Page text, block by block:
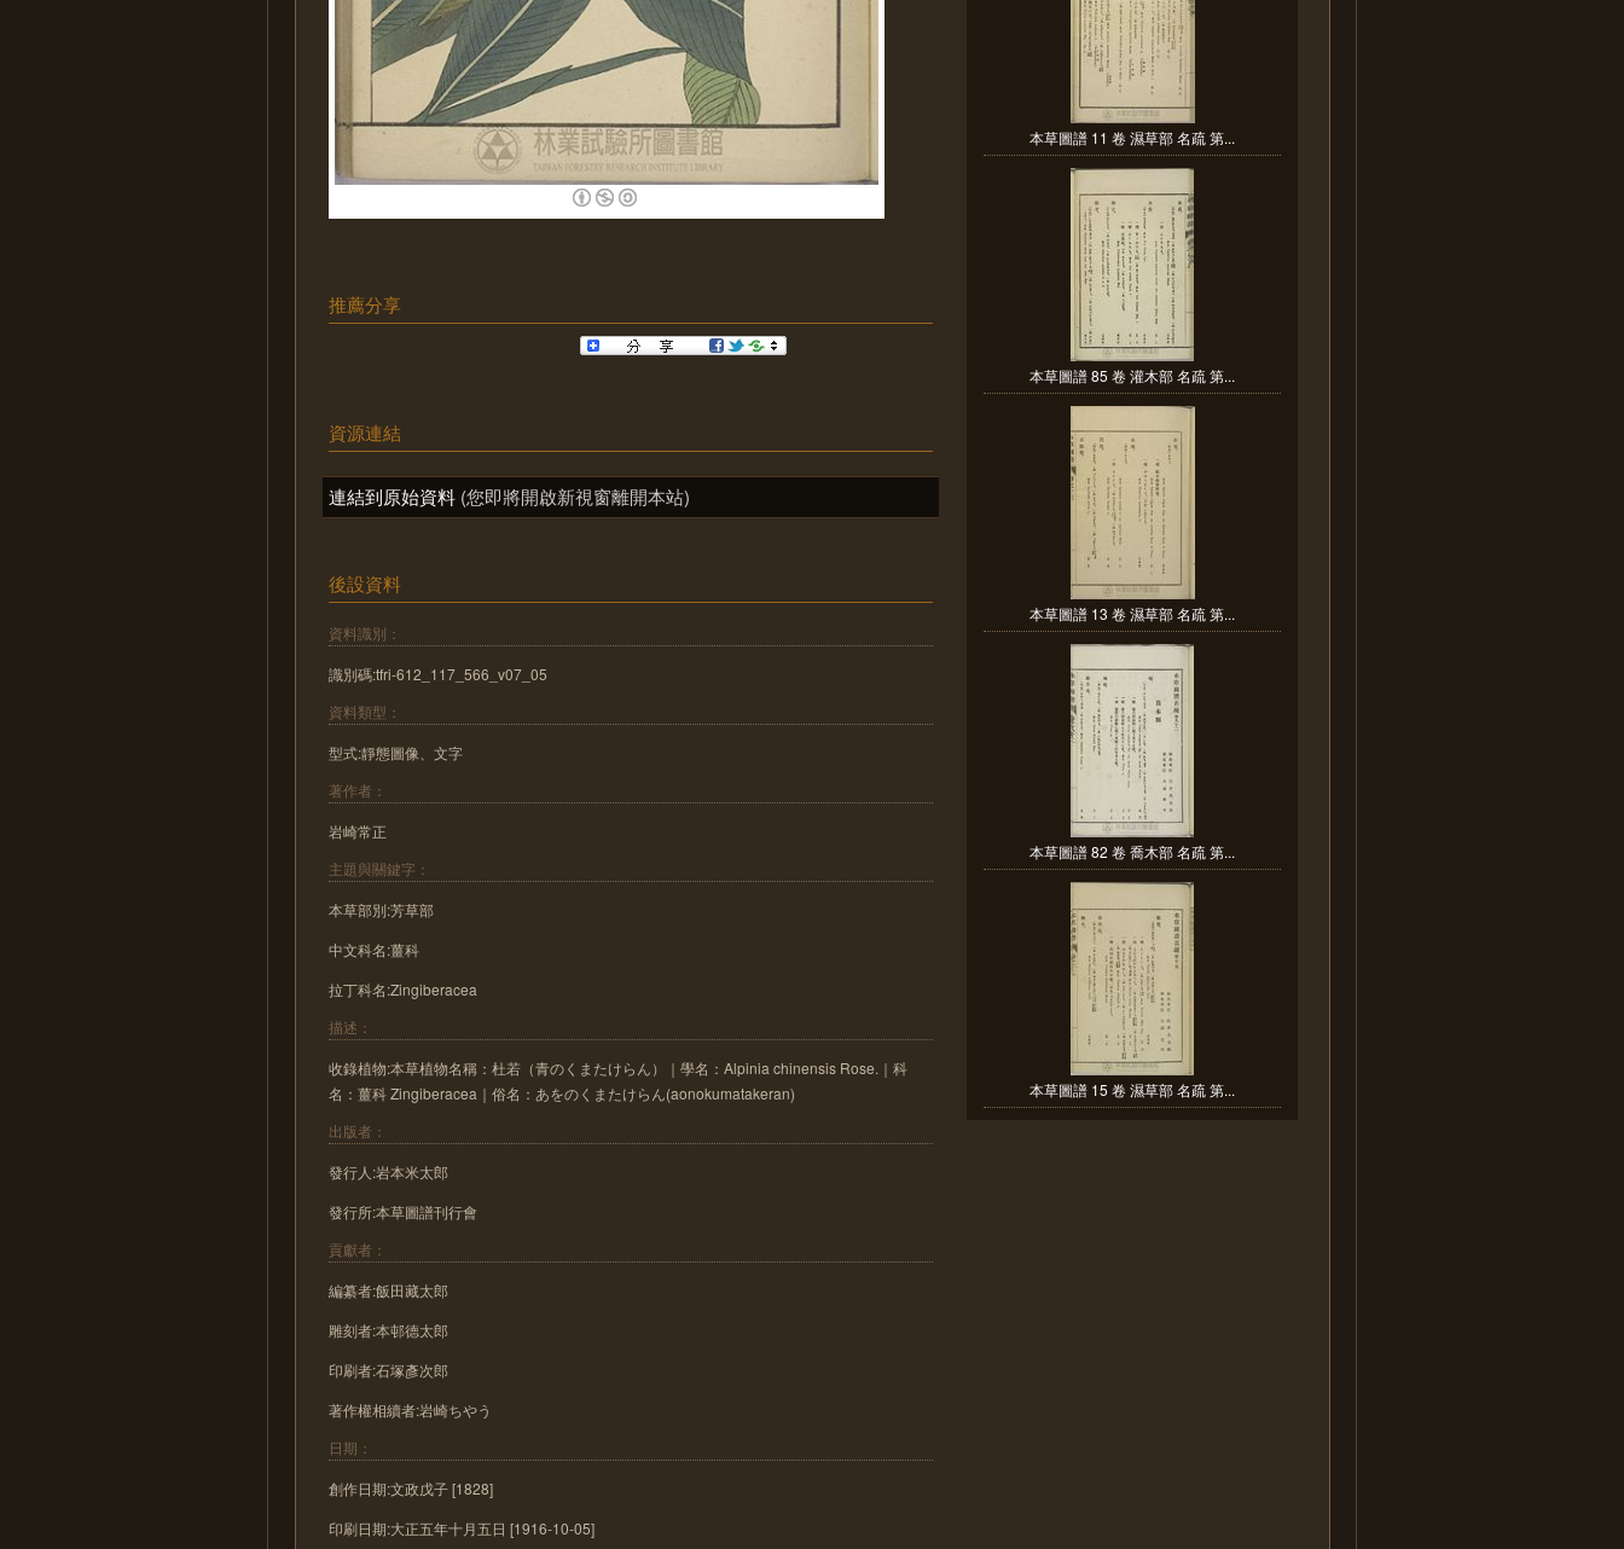
推薦分享
資源連結
連結到原始資料 (您即將開啟新視窗離開本站)
後設資料
資料識別：
識別碼:tfri-612_117_566_v07_05
資料類型：
型式:靜態圖像、文字
著作者：
岩崎常正
主題與關鍵字：
本草部別:芳草部
中文科名:薑科
拉丁科名:Zingiberacea
描述：
收錄植物:本草植物名稱：杜若（青のくまたけらん）｜學名：Alpinia chinensis Rose.｜科
名：薑科 Zingiberacea｜俗名：あをのくまたけらん(aonokumatakeran)
出版者：
發行人:岩本米太郎
發行所:本草圖譜刊行會
貢獻者：
編纂者:飯田藏太郎
雕刻者:本邨德太郎
印刷者:石塚彥次郎
著作權相續者:岩崎ちやう
日期：
創作日期:文政戊子 [1828]
印刷日期:大正五年十月五日 [1916-10-05]
本草圖譜 11 卷 濕草部 名疏 第...
本草圖譜 85 卷 灌木部 名疏 第...
本草圖譜 13 卷 濕草部 名疏 第...
本草圖譜 82 卷 喬木部 名疏 第...
本草圖譜 15 卷 濕草部 名疏 第...